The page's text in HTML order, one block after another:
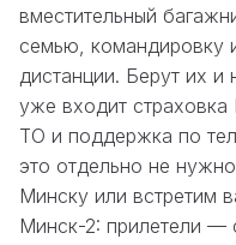
вместительный
семью, командировку
дистанции. Берут их
уже входит
ТО и поддержка по
это отдельно не
Минску или встретим
Минск-2: прилетели —